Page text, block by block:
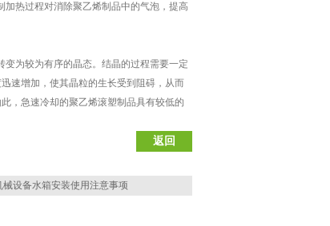
热过程对消除聚乙烯制品中的气泡，提高
为较为有序的晶态。结晶的过程需要一定
速增加，使其晶粒的生长受到阻碍，从而
，急速冷却的聚乙烯滚塑制品具有较低的
返回
械设备水箱安装使用注意事项